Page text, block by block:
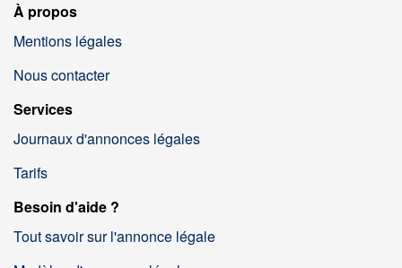
À propos
Mentions légales
Nous contacter
Services
Journaux d'annonces légales
Tarifs
Besoin d'aide ?
Tout savoir sur l'annonce légale